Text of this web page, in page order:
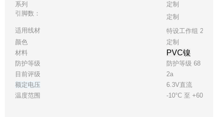
系列
定制
引脚数：
定制
适用线材
特设工作组 26
颜色
定制
材料
PVC镍
防护等级
防护等级 68
目前评级
2a
额定电压
6.3V直流
温度范围
-10°C 至 +60°C